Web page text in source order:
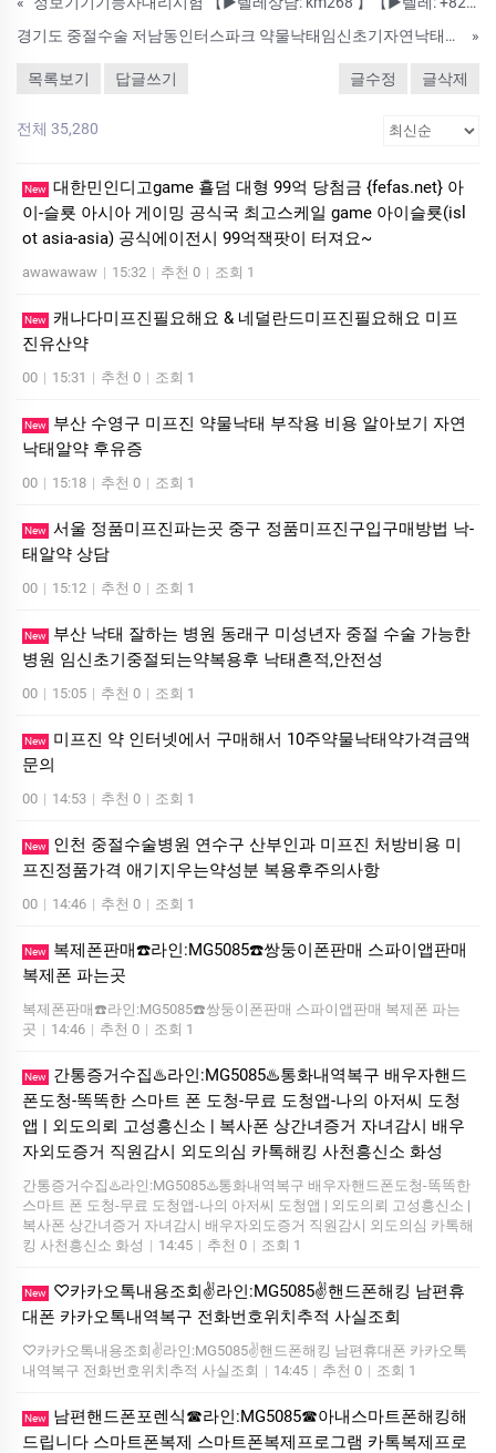
경기도 중절수술 저남동인터스파크 약물낙태임신초기자연낙태약비용및효능 렴한 병원 군포시 보호자없이 낙태수술 받을수있는 병원 낙태약파는곳 처방비용
»
목록보기 답글쓰기 글수정 글삭제
전체 35,280
New 대한민인디­고ga­me 횰덤 대형 99억 당첨금 {fefas.net} 아
이-슬룟 아시아 게이밍 공식국 최고스케일 ga­me 아이슬룟(is­l
ot asia-asia) 공식에이전시 99억잭­팟이 터져요~
awawawaw | 15:32 | 추천 0 | 조회 1
New 캐나다미프진필요해요 & 네덜란드미프진필요해요 미­프
진유산약
00 | 15:31 | 추천 0 | 조회 1
New
부산 수영구 미프진 약물낙태 부작용 비용 알아보기 자연
낙­태알약 후유증
00 | 15:18 | 추천 0 | 조회 1
New 서울 정품미프진파는곳 중구 정품미프진구입구매방법 낙­
태알약 상담
00 | 15:12 | 추천 0 | 조회 1
New
부산 낙태 잘하는 병원 동래구 미성년자 중절 수술 가능한
병원 임신초기중절되는약복용후 낙태흔적,안전성
00 | 15:05 | 추천 0 | 조회 1
New
미프진 약 인터넷에서 구매해서 10주약물낙태약가격금액
문의
00 | 14:53 | 추천 0 | 조회 1
New
인천 중절수술병원 연수구 산부인과 미프진 처방비용 미
프진정품가격 애기지우는약성분 복용후주의사항
00 | 14:46 | 추천 0 | 조회 1
New
복제폰판매☎️라인:MG5085☎️쌍둥이폰판매 스파이앱판매
복제폰 파는곳
복제폰판매☎️라인:MG5085☎️쌍둥이폰판매 스파이앱판매 복제폰 파는
곳 | 14:46 | 추천 0 | 조회 1
New
간통증거수집♨️라인:MG5085♨️통화내역복구 배우자핸드
폰도청-똑똑한 스마트 폰 도청-무료 도청앱-나의 아저씨 도청
앱 | 외도의뢰 고성흥신소 | 복사폰 상간녀증거 자녀감시 배우
자외도증거 직원감시 외도의심 카톡해킹 사천흥신소 화성
간통증거수집♨️라인:MG5085♨️통화내역복구 배우자핸드폰도청-똑똑한
스마트 폰 도청-무료 도청앱-나의 아저씨 도청앱 | 외도의뢰 고성흥신소 |
복사폰 상간녀증거 자녀감시 배우자외도증거 직원감시 외도의심 카톡해
킹 사천흥신소 화성 | 14:45 | 추천 0 | 조회 1
New
♡카카오톡내용조회✌️라인:MG5085✌️핸드폰해킹 남편휴
대폰 카카오톡내역복구 전화번호위치추적 사실조회
♡카카오톡내용조회✌️라인:MG5085✌️핸드폰해킹 남편휴대폰 카카오톡
내역복구 전화번호위치추적 사실조회 | 14:45 | 추천 0 | 조회 1
New
남편핸드폰포렌식☎라인:MG5085☎아내스마트폰해킹해
드립니다 스마트폰복제 스마트폰복제프로그램 카톡복제프로